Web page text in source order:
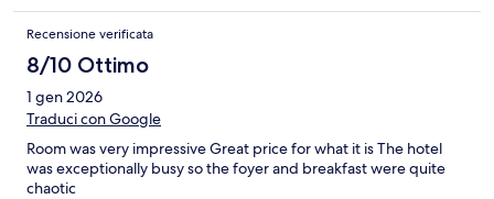
Recensione verificata
8/10 Ottimo
1 gen 2026
Traduci con Google
Room was very impressive Great price for what it is The hotel
was exceptionally busy so the foyer and breakfast were quite
chaotic